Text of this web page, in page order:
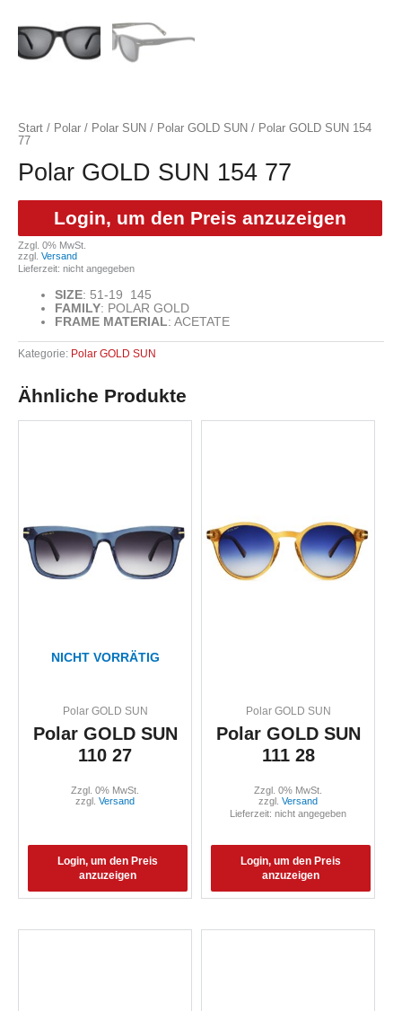
Start / Polar / Polar SUN / Polar GOLD SUN / Polar GOLD SUN 154
77
Polar GOLD SUN 154 77
Login, um den Preis anzuzeigen
Zzgl. 0% MwSt.
zzgl. Versand
Lieferzeit: nicht angegeben
SIZE: 51-19 145
FAMILY: POLAR GOLD
FRAME MATERIAL: ACETATE
Kategorie: Polar GOLD SUN
Ähnliche Produkte
NICHT VORRÄTIG
Polar GOLD SUN
Polar GOLD SUN
110 27
Login, um den Preis
anzuzeigen
Zzgl. 0% MwSt.
zzgl. Versand
Polar GOLD SUN
Polar GOLD SUN
111 28
Login, um den Preis
anzuzeigen
Zzgl. 0% MwSt.
zzgl. Versand
Lieferzeit: nicht angegeben